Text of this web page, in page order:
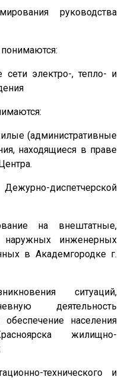
руководства
электро-, тепло- и
(административные
находящиеся в праве
диспетчерской
на внештатные,
инженерных
в Академгородке г.
ситуаций,
деятельность
населения
жилищно-
технического и